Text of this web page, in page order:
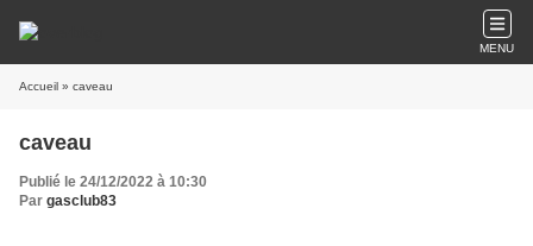
MENU
Accueil » caveau
caveau
Publié le 24/12/2022 à 10:30
Par gasclub83